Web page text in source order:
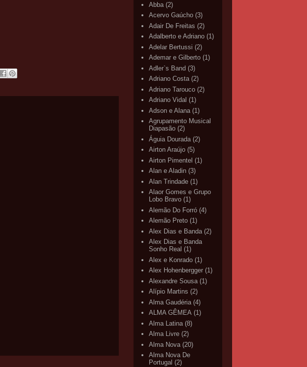
Abba (2)
Acervo Gaúcho (3)
Adair De Freitas (2)
Adalberto e Adriano (1)
Adelar Bertussi (2)
Ademar e Gilberto (1)
Adler`s Band (3)
Adriano Costa (2)
Adriano Tarouco (2)
Adriano Vidal (1)
Adson e Alana (1)
Agrupamento Musical
Diapasão (2)
Águia Dourada (2)
Airton Araújo (5)
Airton Pimentel (1)
Alan e Aladin (3)
Alan Trindade (1)
Alaor Gomes e Grupo
Lobo Bravo (1)
Alemão Do Forró (4)
Alemão Preto (1)
Alex Dias e Banda (2)
Alex Dias e Banda
Sonho Real (1)
Alex e Konrado (1)
Alex Hohenbergger (1)
Alexandre Sousa (1)
Alípio Martins (2)
Alma Gaudéria (4)
ALMA GÊMEA (1)
Alma Latina (8)
Alma Livre (2)
Alma Nova (20)
Alma Nova De
Portugal (2)